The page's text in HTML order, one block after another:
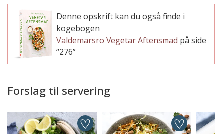
Denne opskrift kan du også finde i
kogebogen
Valdemarsro Vegetar Aftensmad på side
“276”
Forslag til servering